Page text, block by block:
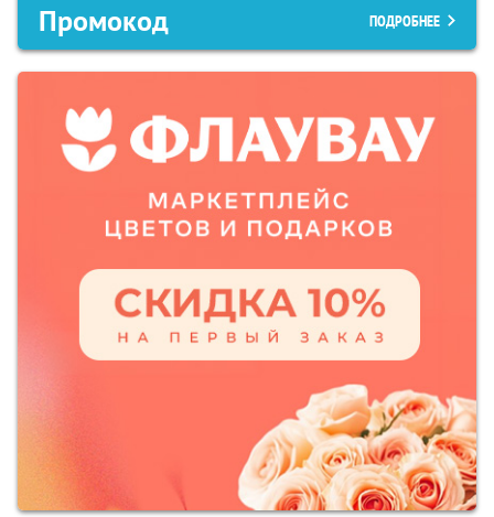
Промокод ПОДРОБНЕЕ